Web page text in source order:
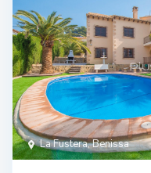
La Fustera, Benissa